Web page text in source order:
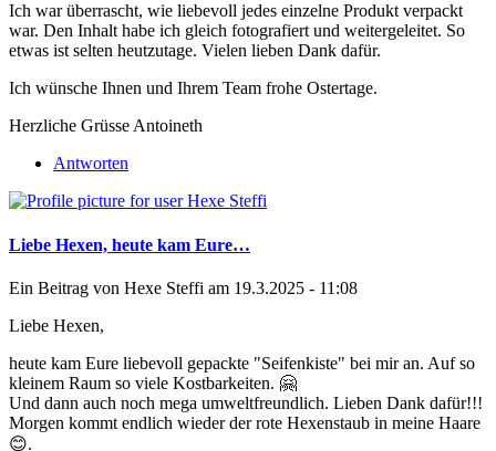
Ich war überrascht, wie liebevoll jedes einzelne Produkt verpackt
war. Den Inhalt habe ich gleich fotografiert und weitergeleitet. So
etwas ist selten heutzutage. Vielen lieben Dank dafür.
Ich wünsche Ihnen und Ihrem Team frohe Ostertage.
Herzliche Grüsse Antoineth
Antworten
Liebe Hexen, heute kam Eure…
Ein Beitrag von Hexe Steffi am 19.3.2025 - 11:08
Liebe Hexen,
heute kam Eure liebevoll gepackte "Seifenkiste" bei mir an. Auf so
kleinem Raum so viele Kostbarkeiten. 🤗
Und dann auch noch mega umweltfreundlich. Lieben Dank dafür!!!
Morgen kommt endlich wieder der rote Hexenstaub in meine Haare
😊.